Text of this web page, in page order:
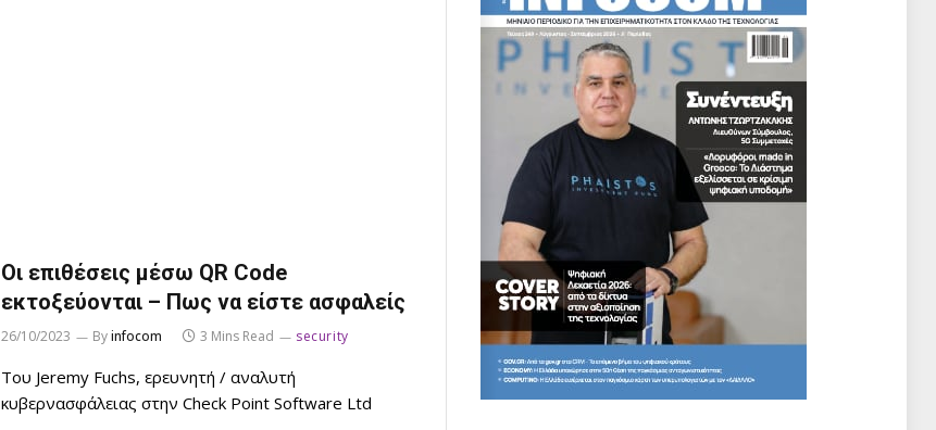
Οι επιθέσεις μέσω QR Code
εκτοξεύονται – Πως να είστε ασφαλείς
26/10/2023 Byinfocom 3 Mins Read security
Του Jeremy Fuchs, ερευνητή / αναλυτή
κυβερνασφάλειας στην Check Point Software Ltd